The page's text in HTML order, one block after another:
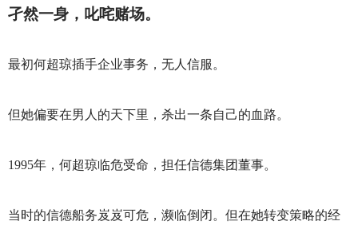
孑然一身，叱咤赌场。
最初何超琼插手企业事务，无人信服。
但她偏要在男人的天下里，杀出一条自己的血路。
1995年，何超琼临危受命，担任信德集团董事。
当时的信德船务岌岌可危，濒临倒闭。但在她转变策略的经